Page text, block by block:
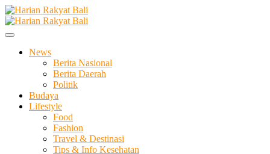
Skip
to
content
Harian Rakyat Bali
Membangun Semangat Kehidupan dan Berbangsa
News
Berita Nasional
Berita Daerah
Politik
Budaya
Lifestyle
Food
Fashion
Travel & Destinasi
Tips & Info Kesehatan